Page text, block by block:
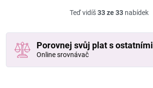
Teď vidíš33 ze 33 nabídek
Porovnej svůj plat s ostatními
Online srovnávač